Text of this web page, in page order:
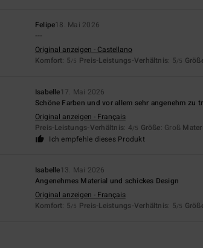
Felipe18. Mai 2026
---
Original anzeigen - Castellano
Komfort: 5/5 Preis-Leistungs-Verhältnis: 5/5
Isabelle17. Mai 2026
Schöne Farben und vor allem sehr angenehm zu
Original anzeigen - Français
Preis-Leistungs-Verhältnis: 4/5 Größe: Groß
Ich empfehle dieses Produkt
Isabelle13. Mai 2026
Angenehmes Material und schickes Design
Original anzeigen - Français
Komfort: 5/5 Preis-Leistungs-Verhältnis: 5/5